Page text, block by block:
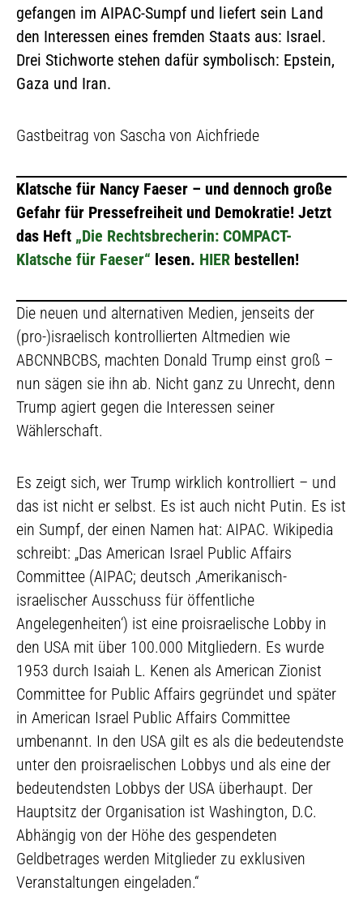
gefangen im AIPAC-Sumpf und liefert sein Land
den Interessen eines fremden Staats aus: Israel.
Drei Stichworte stehen dafür symbolisch: Epstein,
Gaza und Iran.
Gastbeitrag von Sascha von Aichfriede
Klatsche für Nancy Faeser – und dennoch große
Gefahr für Pressefreiheit und Demokratie! Jetzt
das Heft „Die Rechtsbrecherin: COMPACT-
Klatsche für Faeser“ lesen. HIER bestellen!
Die neuen und alternativen Medien, jenseits der
(pro-)israelisch kontrollierten Altmedien wie
ABCNNBCBS, machten Donald Trump einst groß –
nun sägen sie ihn ab. Nicht ganz zu Unrecht, denn
Trump agiert gegen die Interessen seiner
Wählerschaft.
Es zeigt sich, wer Trump wirklich kontrolliert – und
das ist nicht er selbst. Es ist auch nicht Putin. Es ist
ein Sumpf, der einen Namen hat: AIPAC. Wikipedia
schreibt: „Das American Israel Public Affairs
Committee (AIPAC; deutsch ‚Amerikanisch-
israelischer Ausschuss für öffentliche
Angelegenheiten‘) ist eine proisraelische Lobby in
den USA mit über 100.000 Mitgliedern. Es wurde
1953 durch Isaiah L. Kenen als American Zionist
Committee for Public Affairs gegründet und später
in American Israel Public Affairs Committee
umbenannt. In den USA gilt es als die bedeutendste
unter den proisraelischen Lobbys und als eine der
bedeutendsten Lobbys der USA überhaupt. Der
Hauptsitz der Organisation ist Washington, D.C.
Abhängig von der Höhe des gespendeten
Geldbetrages werden Mitglieder zu exklusiven
Veranstaltungen eingeladen.“